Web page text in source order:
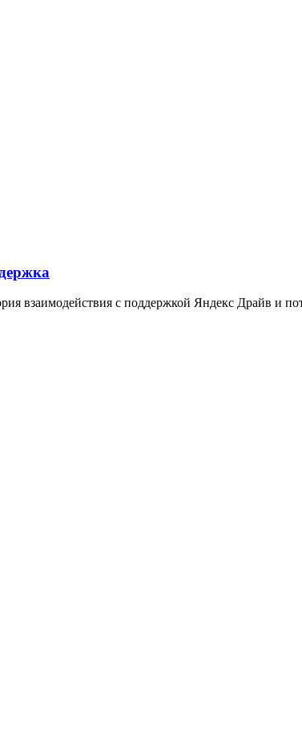
взаимодействия с поддержкой Яндекс Драйв и